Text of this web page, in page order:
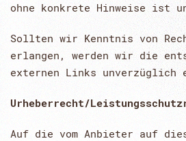
ohne konkrete Hinweise ist
Sollten wir Kenntnis von
erlangen, werden wir die
externen Links unverzüglich
Urheberrecht/
Auf die vom Anbieter auf